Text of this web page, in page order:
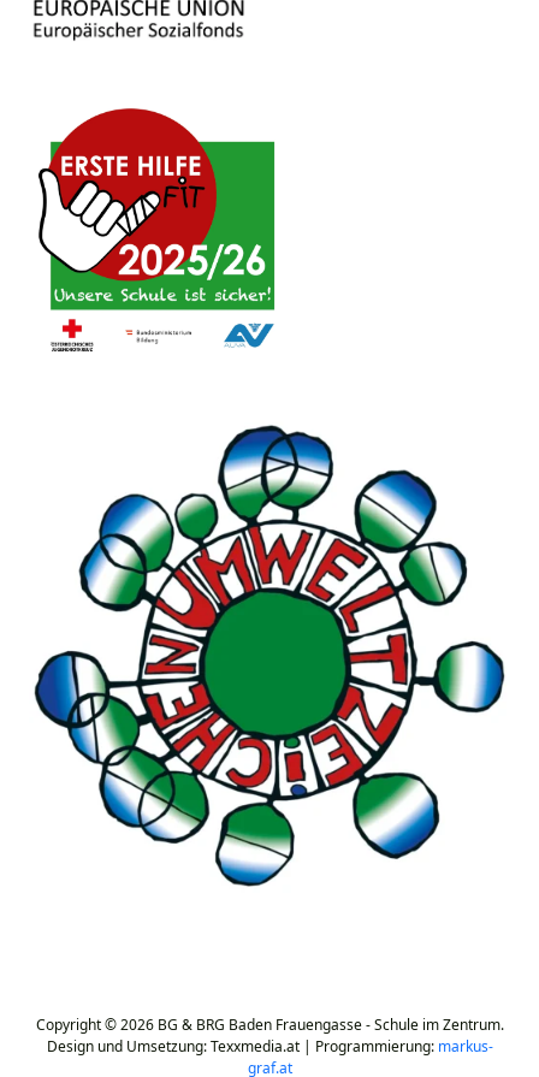
Copyright © 2026 BG & BRG Baden Frauengasse - Schule im Zentrum.
Design und Umsetzung: Texxmedia.at | Programmierung: markus-
graf.at